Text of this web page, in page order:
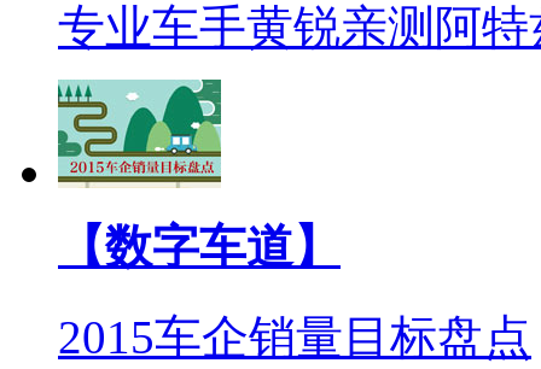
专业车手黄锐亲测阿特
【数字车道】
2015车企销量目标盘点